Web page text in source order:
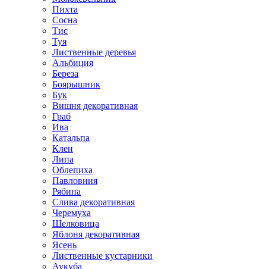
Пихта
Сосна
Тис
Туя
Лиственные деревья
Альбиция
Береза
Боярышник
Бук
Вишня декоративная
Граб
Ива
Катальпа
Клен
Липа
Облепиха
Павловния
Рябина
Слива декоративная
Черемуха
Шелковица
Яблоня декоративная
Ясень
Лиственные кустарники
Аукуба